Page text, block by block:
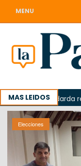
MENU
MAS LEIDOS
Odarda
Elecciones